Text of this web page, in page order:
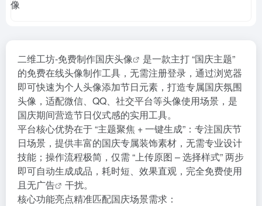
二维工坊-免费制作国庆头像
是一款主打 “国庆主题”
的免费在线头像制作工具，无需注册登录，通过浏览器
即可快速为个人头像添加节日元素，打造专属国庆氛围
头像，适配微信、QQ、社交平台等头像使用场景，是
国庆期间营造节日仪式感的实用工具。
平台核心优势在于 “主题聚焦 + 一键生成”：专注国庆节
日场景，提供丰富的国庆专属装饰素材，无需专业设计
技能；操作流程极简，仅需 “上传原图 – 选择样式” 两步
即可自动生成成品，耗时短、效果直观，完全免费使用
且无广告
干扰。
核心功能亮点精准匹配国庆场景需求：